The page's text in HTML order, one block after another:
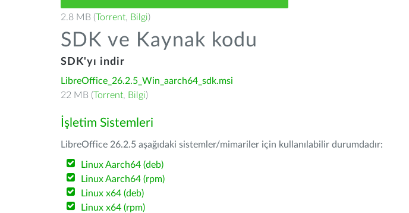
2.8 MB (Torrent, Bilgi)
SDK ve Kaynak kodu
SDK'yı indir
LibreOffice_26.2.5_Win_aarch64_sdk.msi
22 MB (Torrent, Bilgi)
İşletim Sistemleri
LibreOffice 26.2.5 aşağıdaki sistemler/mimariler için kullanılabilir durumdadır:
Linux Aarch64 (deb)
Linux Aarch64 (rpm)
Linux x64 (deb)
Linux x64 (rpm)